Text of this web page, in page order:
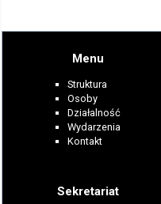
Menu
Struktura
Osoby
Działalność
Wydarzenia
Kontakt
Sekretariat